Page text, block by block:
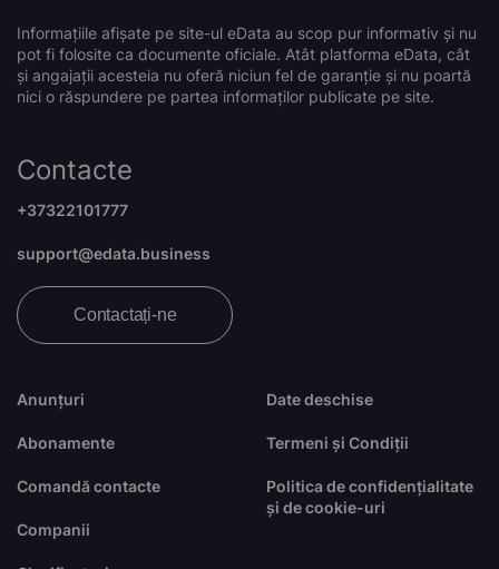
Informațiile afișate pe site-ul eData au scop pur informativ și nu
pot fi folosite ca documente oficiale. Atât platforma eData, cât
și angajații acesteia nu oferă niciun fel de garanție și nu poartă
nici o răspundere pe partea informaților publicate pe site.
Anunțuri
Abonamente
Comandă contacte
Companii
Date deschise
Termeni și Condiții
Politica de confidențialitate
și de cookie-uri
Contacte
+37322101777
support@edata.business
Contactați-ne